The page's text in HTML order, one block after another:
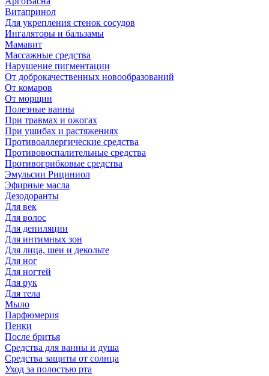
Витапринол
Для укрепления стенок сосудов
Ингаляторы и бальзамы
Мамавит
Массажные средства
Нарушение пигментации
От доброкачественных новообразований
От комаров
От морщин
Полезные ванны
При травмах и ожогах
При ушибах и растяжениях
Противоаллергические средства
Противовоспалительные средства
Противогрибковые средства
Эмульсии Рициниол
Эфирные масла
Дезодоранты
Для век
Для волос
Для депиляции
Для интимных зон
Для лица, шеи и декольте
Для ног
Для ногтей
Для рук
Для тела
Мыло
Парфюмерия
Пенки
После бритья
Средства для ванны и душа
Средства защиты от солнца
Уход за полостью рта